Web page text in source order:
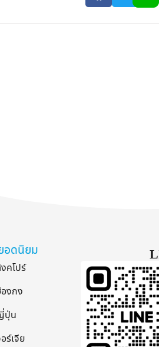
อดนิยม
คโปร์
งกง
ปุ่น
ร์เจีย